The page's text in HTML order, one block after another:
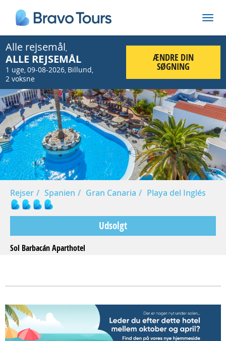
Alle rejsemål,
ALLE REJSEMÅL
1 uge,09-08-2026, Billund,
2 voksne
ÆNDRE DIN
SØGNING
Prev
Rejser Spanien Gran Canaria Playa del Inglés
Udsolgt
Sol Barbacán Aparthotel